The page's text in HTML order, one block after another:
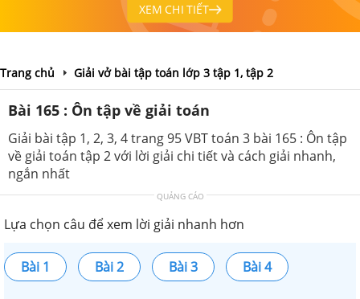
XEM CHI TIẾT
Trang chủ Giải vở bài tập toán lớp 3 tập 1, tập 2
Bài 165 : Ôn tập về giải toán
Giải bài tập 1, 2, 3, 4 trang 95 VBT toán 3 bài 165 : Ôn tập
về giải toán tập 2 với lời giải chi tiết và cách giải nhanh,
ngắn nhất
QUẢNG CÁO
Lựa chọn câu để xem lời giải nhanh hơn
Bài 1 Bài 2 Bài 3 Bài 4